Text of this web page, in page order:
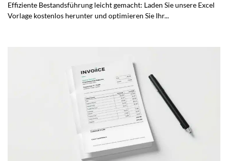
Effiziente Bestandsführung leicht gemacht: Laden Sie unsere Excel
Vorlage kostenlos herunter und optimieren Sie Ihr...